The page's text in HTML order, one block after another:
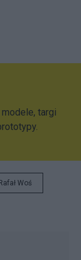
targi
Rafał Woś